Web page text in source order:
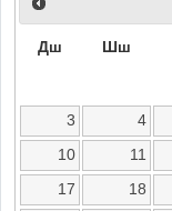
Дш Шш
3
4
10
11
17
18